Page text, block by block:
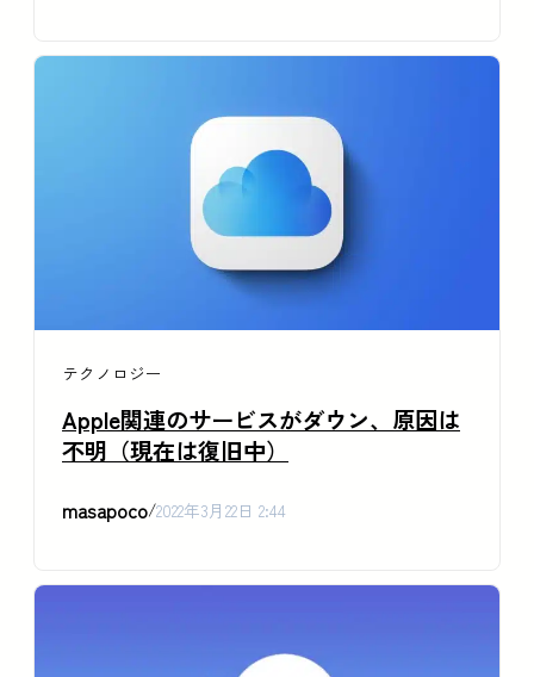
テクノロジー
Apple関連のサービスがダウン、原因は
不明（現在は復旧中）
masapoco/2022年3月22日 2:44